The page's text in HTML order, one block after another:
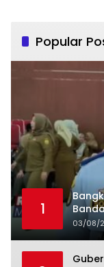
Popular
1
03/08/